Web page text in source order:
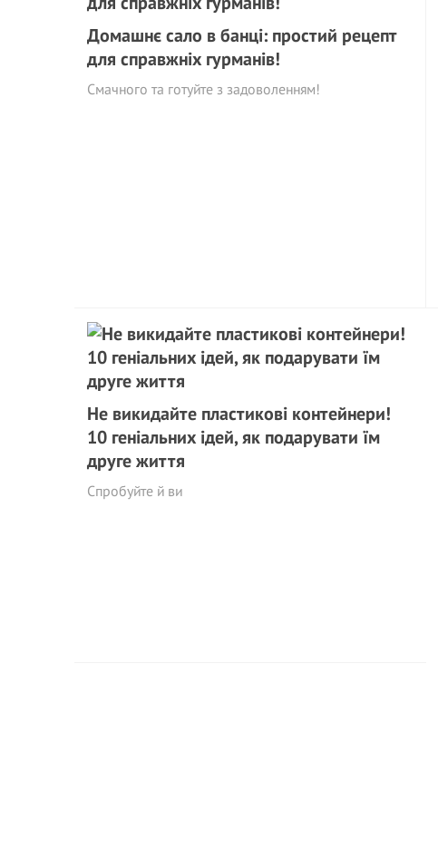
Домашнє сало в банці: простий рецепт
для справжніх гурманів!
Смачного та готуйте з задоволенням!
Не викидайте пластикові контейнери!
10 геніальних ідей, як подарувати їм
друге життя
Спробуйте й ви